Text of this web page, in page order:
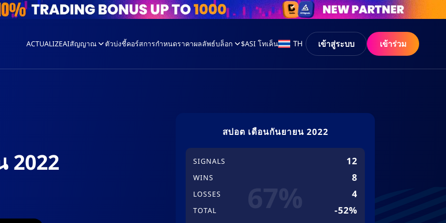
ACTUALIZEAIสัญญาณ ตัวบ่งชี้คอร์สการกำหนดราคาผลลัพธ์บล็อก $ASI โทเค็น TH เข้าสู่ระบบ เข้าร่วม
2022
สปอต เดือนกันยายน 2022
SIGNALS 12
WINS 8
LOSSES 4
TOTAL -52%